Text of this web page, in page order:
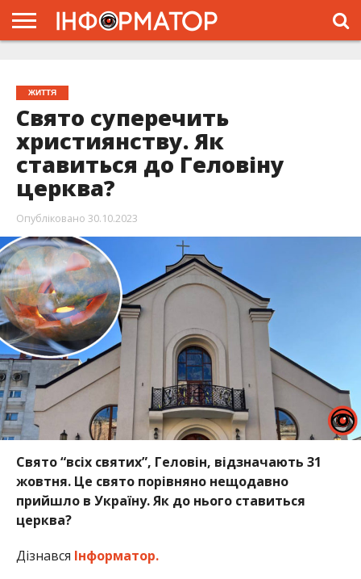
ЖИТТЯ
Свято суперечить
християнству. Як
ставиться до Геловіну
церква?
Опубліковано 30.10.2023
Свято “всіх святих”, Геловін, відзначають 31
жовтня. Це свято порівняно нещодавно
прийшло в Україну. Як до нього ставиться
церква?
Дізнався Інформатор.